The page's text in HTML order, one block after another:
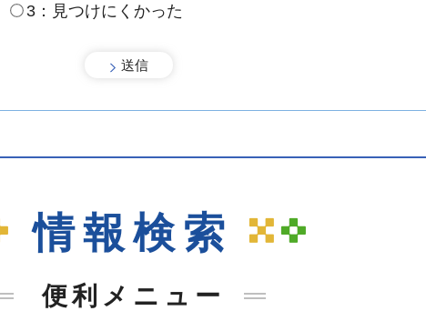
3：見つけにくかった
情報検索
便利メニュー